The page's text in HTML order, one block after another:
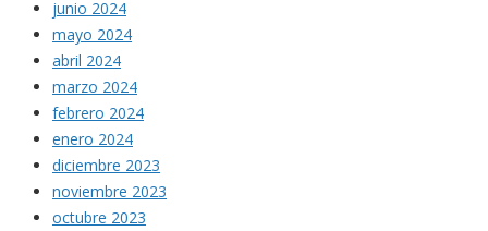
junio 2024
mayo 2024
abril 2024
marzo 2024
febrero 2024
enero 2024
diciembre 2023
noviembre 2023
octubre 2023